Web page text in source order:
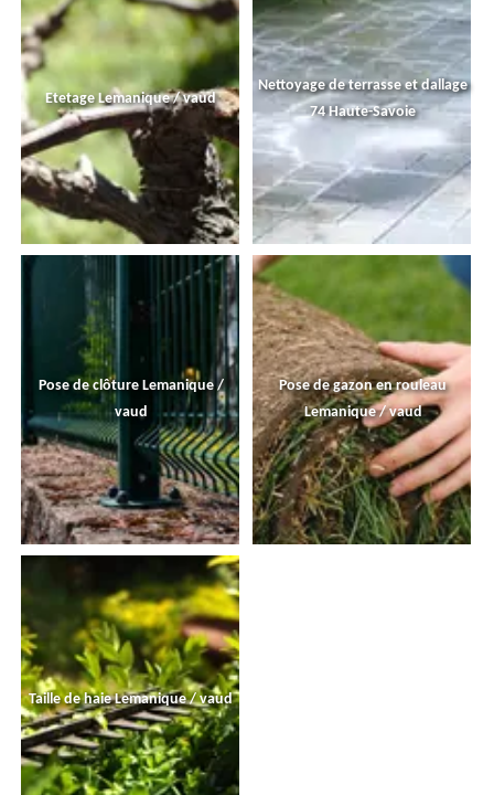
Etetage Lemanique / vaud
Nettoyage de terrasse et dallage
74 Haute-Savoie
Pose de clôture Lemanique /
vaud
Pose de gazon en rouleau
Lemanique / vaud
Taille de haie Lemanique / vaud